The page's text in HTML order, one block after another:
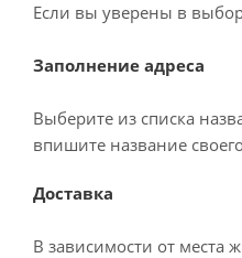
Если вы уверены в
Заполнение адреса
Выберите из списка
впишите название
Доставка
В зависимости от места